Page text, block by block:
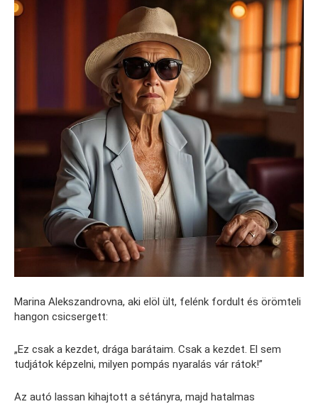
Marina Alekszandrovna, aki elöl ült, felénk fordult és örömteli
hangon csicsergett:
„Ez csak a kezdet, drága barátaim. Csak a kezdet. El sem
tudjátok képzelni, milyen pompás nyaralás vár rátok!”
Az autó lassan kihajtott a sétányra, majd hatalmas